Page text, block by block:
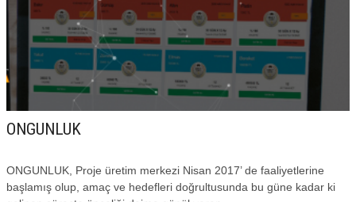
ONGUNLUK
ONGUNLUK, Proje üretim merkezi Nisan 2017’ de faaliyetlerine
başlamış olup, amaç ve hedefleri doğrultusunda bu güne kadar ki